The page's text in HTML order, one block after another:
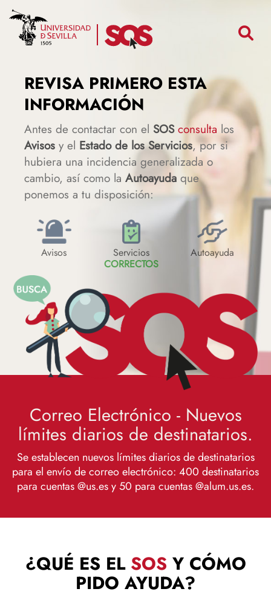
Pasar
contenido
REVISA PRIMERO ESTA
INFORMACIÓN
Antes de contactar con el SOS consulta los
Avisos y el Estado de los Servicios, por si
hubiera una incidencia generalizada o
cambio, así como la Autoayuda que
ponemos a tu disposición:
Avisos
Servicios
CORRECTOS
Autoayuda
Correo Electrónico - Nuevos
límites diarios de destinatarios.
Se establecen nuevos límites diarios de destinatarios
para el envío de correo electrónico: 400 destinatarios
para cuentas @us.es y 50 para cuentas @alum.us.es.
¿QUÉ ES EL SOS Y CÓMO
PIDO AYUDA?